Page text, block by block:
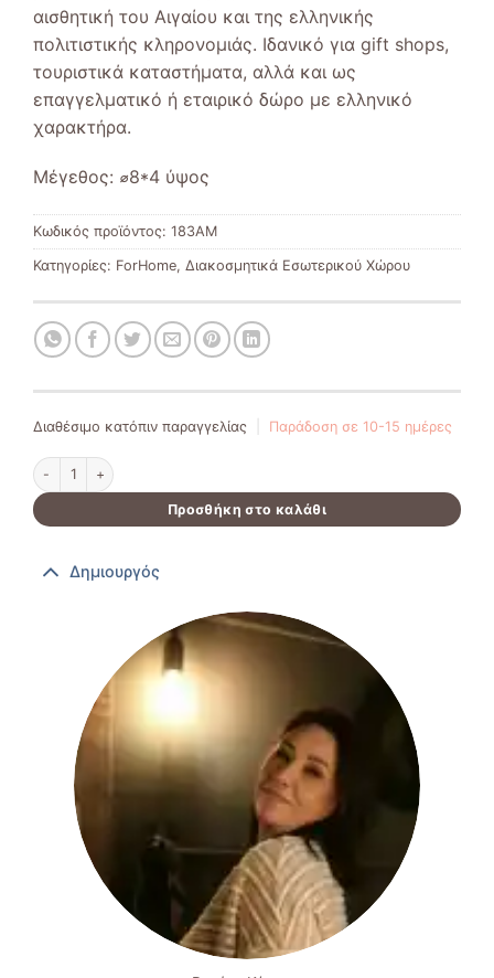
αισθητική του Αιγαίου και της ελληνικής
πολιτιστικής κληρονομιάς. Ιδανικό για gift shops,
τουριστικά καταστήματα, αλλά και ως
επαγγελματικό ή εταιρικό δώρο με ελληνικό
χαρακτήρα.
Μέγεθος: ⌀8*4 ύψος
Κωδικός προϊόντος: 183AM
Κατηγορίες: ForHome, Διακοσμητικά Εσωτερικού Χώρου
Διαθέσιμο κατόπιν παραγγελίας Παράδοση σε 10-15 ημέρες
Κεραμικό με καράβι & άγκυρα ποσότητα
Προσθήκη στο καλάθι
Δημιουργός